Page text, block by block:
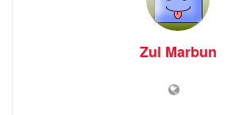
Pemkab Dairi
Pilkades Damai